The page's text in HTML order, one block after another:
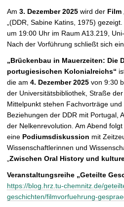
Am 3. Dezember 2025 wird der Film
„(DDR, Sabine Katins, 1975)
um 19:00 Uhr im Raum A13.219,
Nach der Vorführung schließt sich
„Brückenbau in Mauerzeiten: Die
portugiesischen Kolonialreichs“
die am 4. Dezember 2025 von 9:30
der Universitätsbibliothek, Straße
Mittelpunkt stehen Fachvorträge
Beziehungen der DDR mit Portugal,
der Nelkenrevolution. Am Abend
eine Podiumsdiskussion mit
Wissenschaftlerinnen und
„Zwischen Oral History und
Veranstaltungsreihe „Geteilte
https://blog.hrz.tu-chemnitz.de/
geschichten/filmvorfuehrung-